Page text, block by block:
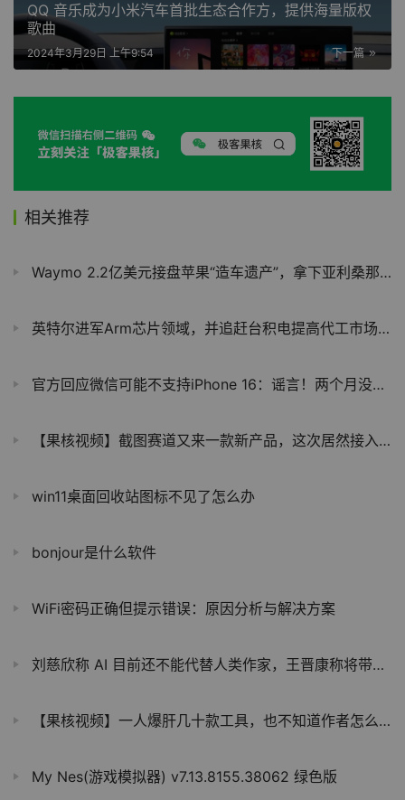
QQ 音乐成为小米汽车首批生态合作方，提供海量版权
歌曲
下一篇
2024年3月29日 上午9:54
相关推荐
Waymo 2.2亿美元接盘苹果“造车遗产”，拿下亚利桑那州巨型测试场
英特尔进军Arm芯片领域，并追赶台积电提高代工市场份额
官方回应微信可能不支持iPhone 16：谣言！两个月没更新是误导
【果核视频】截图赛道又来一款新产品，这次居然接入了AI
win11桌面回收站图标不见了怎么办
bonjour是什么软件
WiFi密码正确但提示错误：原因分析与解决方案
刘慈欣称 AI 目前还不能代替人类作家，王晋康称将带来革命性变化
【果核视频】一人爆肝几十款工具，也不知道作者怎么坚持下来的
My Nes(游戏模拟器) v7.13.8155.38062 绿色版